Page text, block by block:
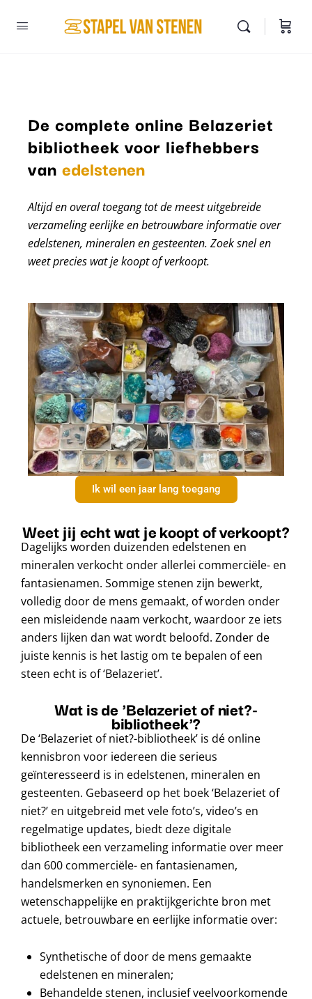
De complete online Belazeriet
bibliotheek voor liefhebbers
van edelstenen
mineralen
Altijd en overal toegang tot de meest uitgebreide
verzameling eerlijke en betrouwbare informatie over
edelstenen, mineralen en gesteenten. Zoek snel en
weet precies wat je koopt of verkoopt.
Ik wil een jaar lang toegang
Weet jij echt wat je koopt of verkoopt?
Dagelijks worden duizenden edelstenen en
mineralen verkocht onder allerlei commerciële- en
fantasienamen. Sommige stenen zijn bewerkt,
volledig door de mens gemaakt, of worden onder
een misleidende naam verkocht, waardoor ze iets
anders lijken dan wat wordt beloofd. Zonder de
juiste kennis is het lastig om te bepalen of een
steen echt is of ‘Belazeriet’.
Wat is de 'Belazeriet of niet?-
bibliotheek'?
De ‘Belazeriet of niet?-bibliotheek’ is dé online
kennisbron voor iedereen die serieus
geïnteresseerd is in edelstenen, mineralen en
gesteenten. Gebaseerd op het boek ‘Belazeriet of
niet?’ en uitgebreid met vele foto’s, video’s en
regelmatige updates, biedt deze digitale
bibliotheek een verzameling informatie over meer
dan 600 commerciële- en fantasienamen,
handelsmerken en synoniemen. Een
wetenschappelijke en praktijkgerichte bron met
actuele, betrouwbare en eerlijke informatie over:
Synthetische of door de mens gemaakte
edelstenen en mineralen;
Behandelde stenen, inclusief veelvoorkomende